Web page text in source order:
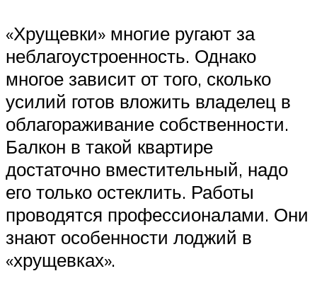
«Хрущевки» многие ругают за
неблагоустроенность. Однако
многое зависит от того, сколько
усилий готов вложить владелец в
облагораживание собственности.
Балкон в такой квартире
достаточно вместительный, надо
его только остеклить. Работы
проводятся профессионалами. Они
знают особенности лоджий в
«хрущевках».